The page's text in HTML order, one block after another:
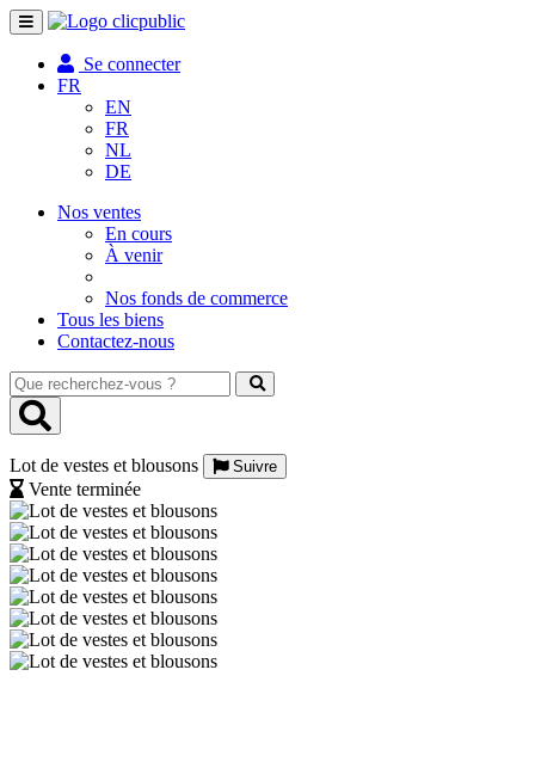
Toggle
navigation
Se connecter
FR
EN
FR
NL
DE
Nos ventes
En cours
À venir
Nos fonds de commerce
Tous les biens
Contactez-nous
Que
recherchez-
vous
Lot de vestes et blousons
Suivre
Vente terminée